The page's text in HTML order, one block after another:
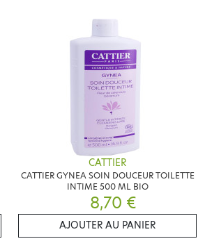
CATTIER
CATTIER GYNEA SOIN DOUCEUR TOILETTE
INTIME 500 ML BIO
8,70 €
AJOUTER AU PANIER